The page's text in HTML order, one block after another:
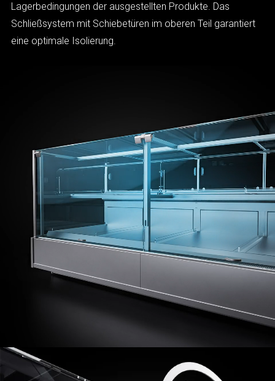
Lagerbedingungen der ausgestellten Produkte. Das
Schließsystem mit Schiebetüren im oberen Teil garantiert
eine optimale Isolierung.